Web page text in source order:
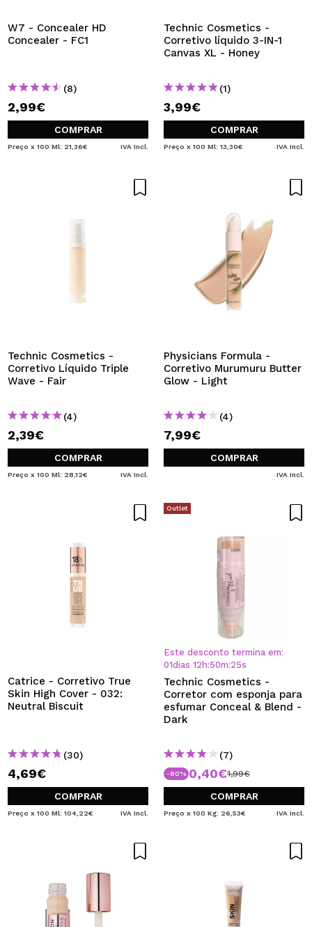
W7 - Concealer HD
Concealer - FC1
(8)
2,99€
COMPRAR
Preço x 100 Ml: 21,36€ IVA Incl.
Technic Cosmetics -
Corretivo líquido 3-IN-1
Canvas XL - Honey
(1)
3,99€
COMPRAR
Preço x 100 Ml: 13,30€ IVA Incl.
Technic Cosmetics -
Corretivo Líquido Triple
Wave - Fair
(4)
2,39€
COMPRAR
Preço x 100 Ml: 28,12€ IVA Incl.
Physicians Formula -
Corretivo Murumuru Butter
Glow - Light
(4)
7,99€
COMPRAR
IVA Incl.
Catrice - Corretivo True
Skin High Cover - 032:
Neutral Biscuit
(30)
4,69€
COMPRAR
Preço x 100 Ml: 104,22€ IVA Incl.
Outlet
Este desconto termina em:
01dias 12 h:50m:25s
Technic Cosmetics -
Corretor com esponja para
esfumar Conceal & Blend -
Dark
(7)
-80% 0,40€1,99€
COMPRAR
Preço x 100 Kg: 26,53€ IVA Incl.